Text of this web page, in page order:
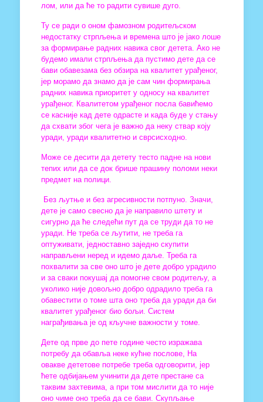
лом, или да ће то радити сувише дуго.
Ту се ради о оном фамозном родитељском
недостатку стрпљења и времена што је јако лоше
за формирање радних навика свог детета. Ако не
будемо имали стрпљења да пустимо дете да се
бави обавезама без обзира на квалитет урађеног,
јер морамо да знамо да је сам чин формирања
радних навика приоритет у односу на квалитет
урађеног. Квалитетом урађеног посла бавићемо
се касније кад дете одрасте и када буде у стању
да схвати због чега је важно да неку ствар коју
уради, уради квалитетно и сврсисходно.
Може се десити да детету тесто падне на нови
тепих или да се док брише прашину поломи неки
предмет на полици.
Без љутње и без агресивности потпуно. Значи,
дете је само свесно да је направило штету и
сигурно да ће следећи пут да се труди да то не
уради. Не треба се љутити, не треба га
оптуживати, једноставно заједно скупити
направљени неред и идемо даље. Треба га
похвалити за све оно што је дете добро урадило
и за сваки покушај да помогне свом родитељу, а
уколико није довољно добро одрадило треба га
обавестити о томе шта оно треба да уради да би
квалитет урађеног био бољи. Систем
награђивања је од кључне важности у томе.
Дете од прве до пете године често изражава
потребу да обавља неке кућне послове, На
овакве дететове потребе треба одговорити, јер
ћете одбијањем учинити да дете престане са
таквим захтевима, а при том мислити да то није
оно чиме оно треба да се бави. Скупљање